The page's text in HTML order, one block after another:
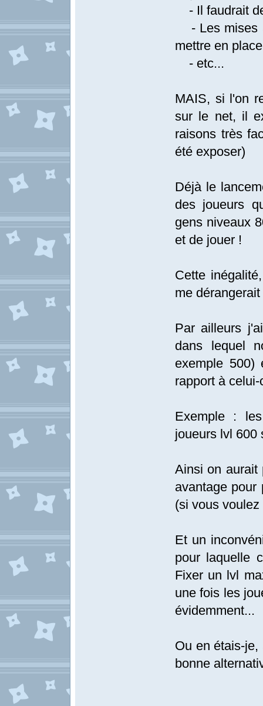
- Il faudrait
- Les mises
mettre en place
- etc...
MAIS, si l'on
sur le net, il
raisons très
été exposer)
Déjà le
des joueurs
gens niveaux
et de jouer !
Cette
me
Par ailleurs
dans lequel
exemple 500)
rapport à celui-
Exemple :
joueurs lvl 600
Ainsi on aurait
avantage pour
(si vous
Et un
pour laquelle
Fixer un lvl
une fois les
évidemment...
Ou en étais-
bonne